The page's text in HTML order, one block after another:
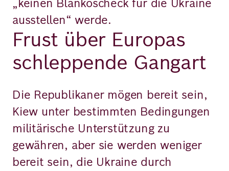
„keinen Blankoscheck für die Ukraine
ausstellen“ werde.
Frust über Europas
schleppende Gangart
Die Republikaner mögen bereit sein,
Kiew unter bestimmten Bedingungen
militärische Unterstützung zu
gewähren, aber sie werden weniger
bereit sein, die Ukraine durch